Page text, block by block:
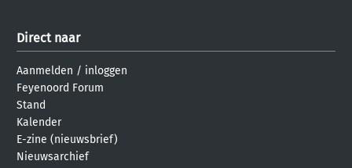
Direct naar
Aanmelden / inloggen
Feyenoord Forum
Stand
Kalender
E-zine (nieuwsbrief)
Nieuwsarchief